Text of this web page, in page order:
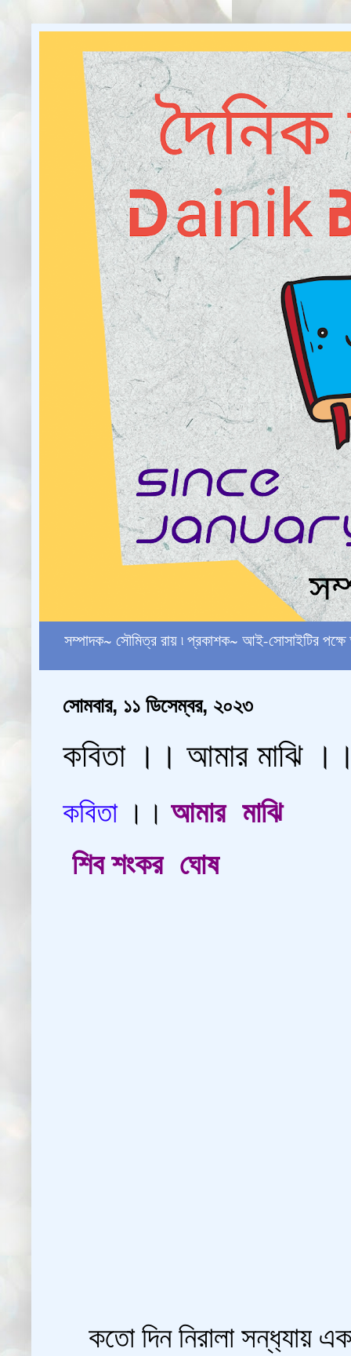
সম্পাদক~ সৌমিত্র রায় ৷ প্রকাশক~ আই-সোসাইটির
সোমবার, ১১ ডিসেম্বর, ২০২৩
কবিতা ।। আমার মাঝি
কবিতা।। আমার মাঝি
শিব শংকর ঘোষ
কতো দিন নিরালা সন্ধ‍্যায়